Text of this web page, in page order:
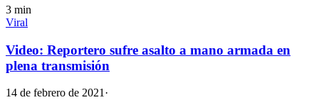
3 min
Viral
Video: Reportero sufre asalto a mano armada en
plena transmisión
14 de febrero de 2021 ·